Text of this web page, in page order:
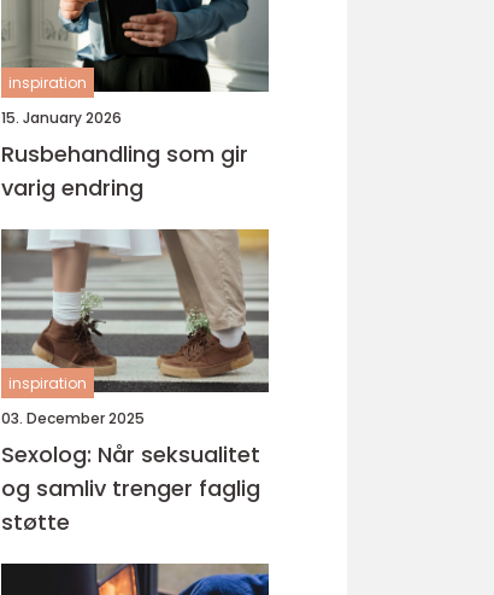
inspiration
15. January 2026
Rusbehandling som gir
varig endring
inspiration
03. December 2025
Sexolog: Når seksualitet
og samliv trenger faglig
støtte